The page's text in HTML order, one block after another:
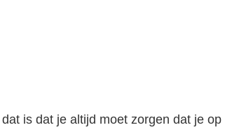
is dat je altijd moet zorgen dat je